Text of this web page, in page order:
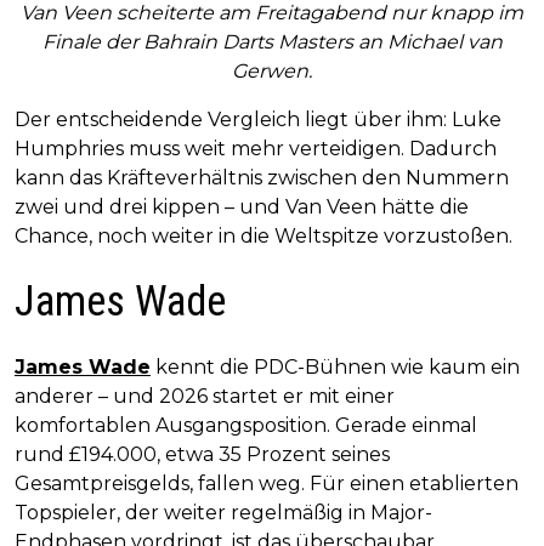
Van Veen scheiterte am Freitagabend nur knapp im
Finale der Bahrain Darts Masters an Michael van
Gerwen.
Der entscheidende Vergleich liegt über ihm: Luke
Humphries muss weit mehr verteidigen. Dadurch
kann das Kräfteverhältnis zwischen den Nummern
zwei und drei kippen – und Van Veen hätte die
Chance, noch weiter in die Weltspitze vorzustoßen.
James Wade
James Wade kennt die PDC-Bühnen wie kaum ein
anderer – und 2026 startet er mit einer
komfortablen Ausgangsposition. Gerade einmal
rund £194.000, etwa 35 Prozent seines
Gesamtpreisgelds, fallen weg. Für einen etablierten
Topspieler, der weiter regelmäßig in Major-